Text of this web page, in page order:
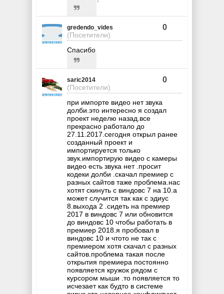
gredendo_vides
(Посетители)
0
Спасибо
saric2014
(Посетители)
0
при импорте видео нет звука
долби.это интересно я создал
проект неделю назад.все
прекрасно работало до
27.11.2017.сегодня открыл ранее
созданный проект и
импортируется только
звук.импортирую видео с камеры
видео есть звука нет .просит
кодеки долби .скачал премиер с
разных сайтов таже проблема.нас
хотят скинуть с виндовс 7 на 10.а
может случится так как с эдиус
8.выхода 2 .сидеть на премиер
2017 в виндовс 7 или обновится
до виндовс 10 чтобы работать в
премиер 2018.я пробовал в
виндовс 10 и чтото не так с
премиером хотя скачал с разных
сайтов.проблема такая после
открытия премиера постоянно
появляется кружок рядом с
курсором мыши .то появляется то
исчезает как будто в системе